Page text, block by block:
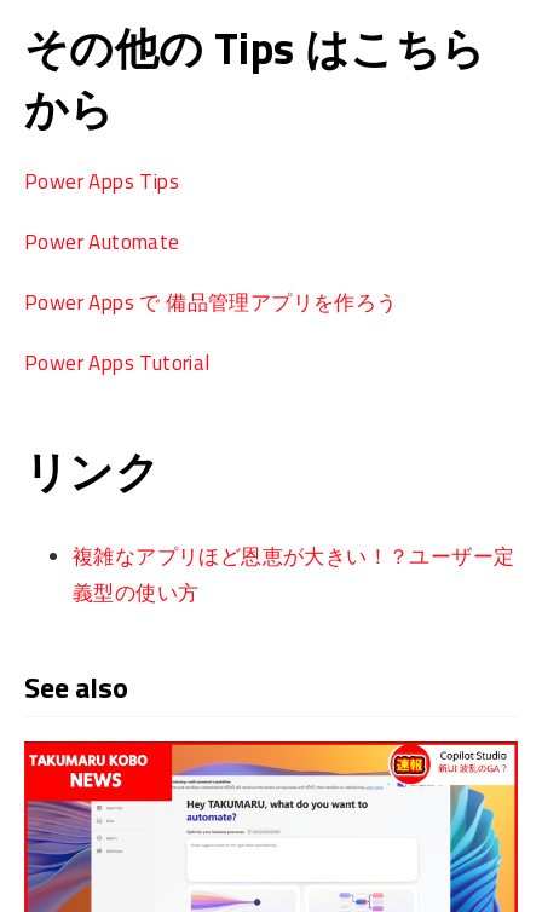
その他の Tips はこちら
から
Power Apps Tips
Power Automate
Power Apps で 備品管理アプリを作ろう
Power Apps Tutorial
リンク
複雑なアプリほど恩恵が大きい！？ユーザー定
義型の使い方
See also